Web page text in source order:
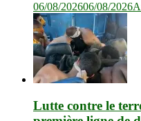
06/08/202606/08/2026
Lutte contre le